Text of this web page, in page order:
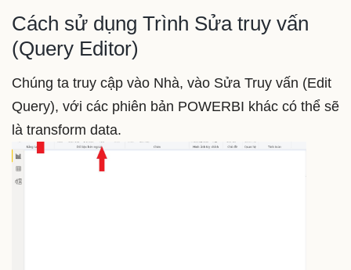
Cách sử dụng Trình Sửa truy vấn
(Query Editor)
Chúng ta truy cập vào Nhà, vào Sửa Truy vấn (Edit
Query), với các phiên bản POWERBI khác có thể sẽ
là transform data.